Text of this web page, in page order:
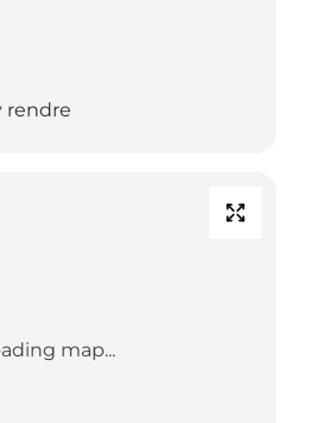
rendre
map...